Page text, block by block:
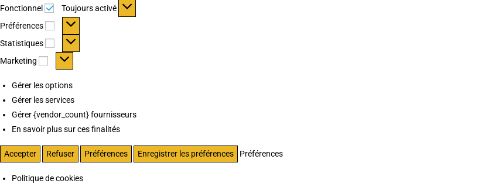
Fonctionnel Fonctionnel
Toujours activé
Préférences
Préférences
Statistiques Statistiques
Marketing Marketing
Gérer les options
Gérer les services
Gérer {vendor_count} fournisseurs
En savoir plus sur ces finalités
Accepter Refuser Préférences Enregistrer les préférences Préférences
Politique de cookies